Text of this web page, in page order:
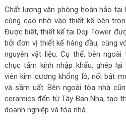
Chất lượng văn phòng hoàn hảo
cùng cao nhờ vào thiết kế bên
Được biết, thiết kế tại Doji Tower
bởi đơn vị thiết kế hàng đầu, cùng
nguyên vật liệu. Cụ thể, bên
chục tấm kính nhập khẩu, ghép
viên kim cương khổng lồ, nổi bật
và sầm uất. Bên ngoài tòa nhà
ceramics đến từ Tây Ban Nha, tạo
doanh nghiệp và tòa nhà.